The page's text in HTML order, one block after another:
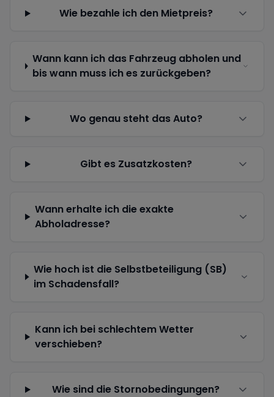
Wie bezahle ich den Mietpreis?
Wann kann ich das Fahrzeug abholen und
bis wann muss ich es zurückgeben?
Wo genau steht das Auto?
Gibt es Zusatzkosten?
Wann erhalte ich die exakte
Abholadresse?
Wie hoch ist die Selbstbeteiligung (SB)
im Schadensfall?
Kann ich bei schlechtem Wetter
verschieben?
Wie sind die Stornobedingungen?